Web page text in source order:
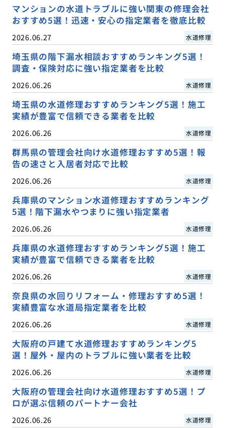
マンションの水道トラブルに強い関東の修理会社
おすすめ5選！迅速・安心の指定業者を徹底比較
2026.06.27 水道修理
埼玉県の階下漏水相談おすすめランキング5選！
調査・保険対応に強い指定業者を比較
2026.06.26 水道修理
埼玉県の水道修理おすすめランキング5選！施工
実績が豊富で信頼できる業者を比較
2026.06.26 水道修理
群馬県の管理会社向け水道修理おすすめ5選！報
告の速さと入居者対応で比較
2026.06.26 水道修理
兵庫県のマンション水道修理おすすめランキング
5選！階下漏水やつまりに強い指定業者
2026.06.26 水道修理
兵庫県の水道修理おすすめランキング5選！施工
実績が豊富で信頼できる業者を比較
2026.06.26 水道修理
奈良県の水回りリフォーム・修理おすすめ5選！
実績豊富な水道局指定業者を比較
2026.06.26 水道修理
大阪府の戸建て水道修理おすすめランキング5
選！屋外・屋内のトラブルに強い業者を比較
2026.06.26 水道修理
大阪府の管理会社向け水道修理おすすめ5選！プ
ロが選ぶ信頼のパートナー会社
2026.06.26 水道修理